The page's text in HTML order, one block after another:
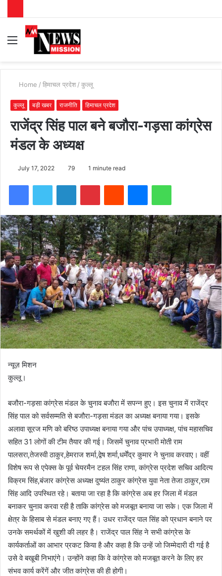
Menu
Home / हिमाचल प्रदेश / कुल्लू
कुल्लू बड़ी खबर राजनीति हिमाचल प्रदेश
राजेंद्र सिंह पाल बने बजौरा-गड़सा कांग्रेस
मंडल के अध्यक्ष
July 17, 2022 79 1 minute read
न्यूज़ मिशन
कुल्लू।
बजौरा-गड़सा कांग्रेस मंडल के चुनाव बजौरा में सपन्न हुए। इस चुनाव में राजेंद्र
सिंह पाल को सर्वसम्मति से बजौरा-गड़सा मंडल का अध्यक्ष बनाया गया। इसके
अलावा सूरज मणि को बरिष्ठ उपाध्यक्ष बनाया गया और पांच उपाध्यक्ष, पांच महासचिव
सहित 31 लोगों की टीम तैयार की गई। जिसमें चुनाव प्रभारी मोती राम
पालसरा,तेजस्वी ठाकुर,हेमराज शर्मा,द्वेष शर्मा,धर्मेंद्र कुमार ने चुनाव करवाए। वहीं
विशेष रूप से एपेक्स के पूर्व चेयरमैन टहल सिंह राणा, कांग्रेस प्रदेश सचिव आदित्य
विक्रम सिंह,बंजार कांग्रेस अध्यक्ष दुष्यंत ठाकुर कांग्रेस युवा नेता तेजा ठाकुर,राम
सिंह आदि उपस्थित रहे। बताया जा रहा है कि कांग्रेस अब हर जिला में मंडल
बनाकर चुनाव करवा रही है ताकि कांग्रेस को मजबूत बनाया जा सके। एक जिला में
क्षेत्र के हिसाब से मंडल बनाए गए हैं। उधर राजेंद्र पाल सिंह को प्रधान बनाने पर
उनके समर्थकों में खुशी की लहर है। राजेंद्र पाल सिंह ने सभी कांग्रेस के
कार्यकर्ताओं का आभार प्रकट किया है और कहा है कि उन्हें जो जिम्मेदारी दी गई है
उसे वे बखूबी निभाएंगे। उन्होंने कहा कि वे कांग्रेस को मजबूत करने के लिए हर
संभव कार्य करेंगें और जीत कांग्रेस की ही होगी।